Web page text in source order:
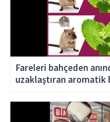
Fareleri bahçeden
uzaklaştıran aromatik